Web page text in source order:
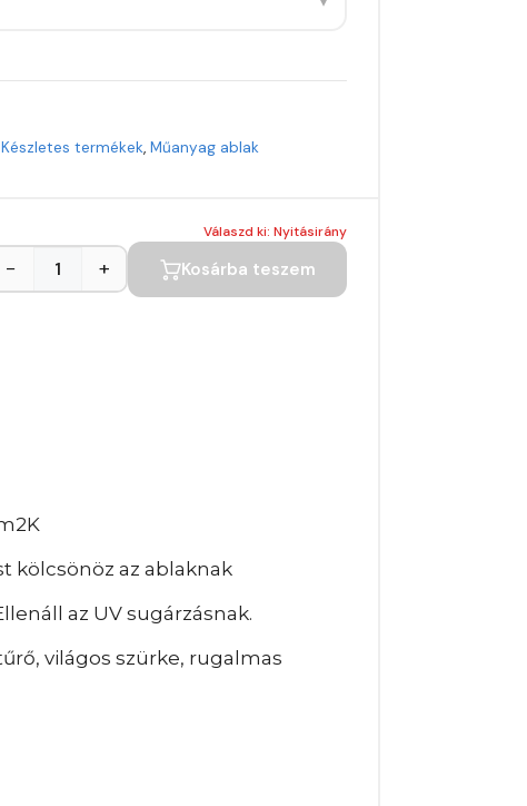
Készletes termékek,Műanyag ablak
Válaszd ki: Nyitásirány
− + Kosárba teszem
kölcsönöz az ablaknak
az UV sugárzásnak.
világos szürke, rugalmas